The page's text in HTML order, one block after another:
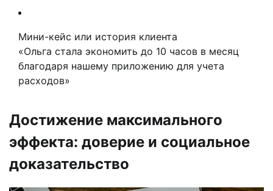
Мини-кейс или история клиента
«Ольга стала экономить до 10 часов в месяц
благодаря нашему приложению для учета
расходов»
Достижение максимального
эффекта: доверие и социальное
доказательство